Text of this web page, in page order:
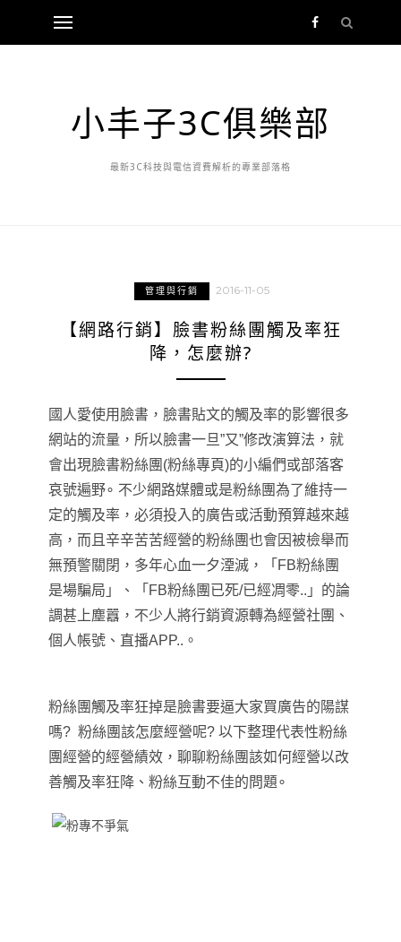
小丰子3C俱樂部
最新3C科技與電信資費解析的專業部落格
管理與行銷 2016-11-05
【網路行銷】臉書粉絲團觸及率狂
降，怎麼辦?
國人愛使用臉書，臉書貼文的觸及率的影響很多
網站的流量，所以臉書一旦”又”修改演算法，就
會出現臉書粉絲團(粉絲專頁)的小編們或部落客
哀號遍野∘ 不少網路媒體或是粉絲團為了維持一
定的觸及率，必須投入的廣告或活動預算越來越
高，而且辛辛苦苦經營的粉絲團也會因被檢舉而
無預警關閉，多年心血一夕湮滅，「FB粉絲團
是場騙局」
、 「FB粉絲團已死/已經凋零..」 的論
調甚上塵囂，不少人將行銷資源轉為經營社團 、
個 人帳號 、直播APP..。
粉絲團觸及率狂掉是臉書要逼大家買廣告的陽謀
嗎? 粉絲團該怎麼經營呢? 以下整理代表性粉絲
團經營的經營績效，聊聊粉絲團該如何經營以改
善觸及率狂降 、 粉絲互動不佳的問題∘